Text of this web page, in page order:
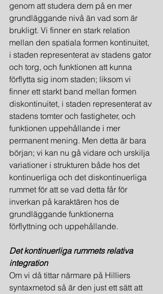
genom att studera dem på en mer
grundläggande nivå än vad som är
brukligt. Vi finner en stark relation
mellan den spatiala formen kontinuitet,
i staden representerat av stadens gator
och torg, och funktionen att kunna
förflytta sig inom staden; liksom vi
finner ett starkt band mellan formen
diskontinuitet, i staden representerat av
stadens tomter och fastigheter, och
funktionen uppehållande i mer
permanent mening. Men detta är bara
början; vi kan nu gå vidare och urskilja
variationer i strukturen både hos det
kontinuerliga och det diskontinuerliga
rummet för att se vad detta får för
inverkan på karaktären hos de
grundläggande funktionerna
förflyttning och uppehållande.
Det kontinuerliga rummets relativa
integration
Om vi då tittar närmare på Hilliers
syntaxmetod så är den just ett sätt att